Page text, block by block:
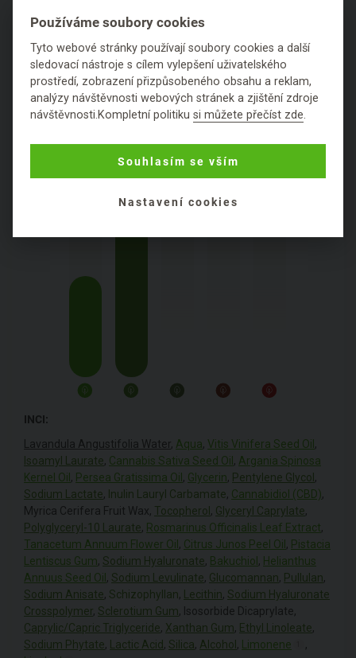
Hodnocení
Položit dotaz
PODROBNÉ SLOŽENÍ
PRODUKTU
INCI:
Lavandula Angustifolia Water, Aqua, Vitis Vinifera Seed Oil ,
Isoamyl Laurate, Cannabis Sativa Seed Oil , Argania Spinosa
Kernel Oil , Persea Gratissima Oil , Glycerin, Pentylene Glycol ,
Sodium Lactate, Inulin Lauryl Carbamate, Cannabidiol (CBD),
Myrica Cerifera Fruit Wax, Tocopherol , Glyceryl Caprylate,
Polyglyceryl-10 Laurate, Rosmarinus Officinalis Leaf Extract,
Tanacetum Annuum Flower Oil , Citrus Junos Peel Oil , Pistacia
Lentiscus Gum, Sodium Hyaluronate, Bakuchiol , Helianthus
Annuus Seed Oil , Sodium Levulinate, Glucomannan, Pullulan,
Sodium Anisate, Schizophyllan, Lecithin, Sodium Hyaluronate
Crosspolymer, Sclerotium Gum, Isosorbide Dicaprylate,
Caprylic/Capric Triglyceride, Xanthan Gum, Ethyl Linoleate,
Sodium Phytate, Lactic Acid, Silica, Alcohol , Limonene
,
Používáme soubory cookies
Tyto webové stránky používají soubory cookies a další
sledovací nástroje s cílem vylepšení uživatelského
prostředí, zobrazení přizpůsobeného obsahu a reklam,
analýzy návštěvnosti webových stránek a zjištění zdroje
návštěvnosti.Kompletní politikusi můžete přečíst zde.
Souhlasím se vším
Nastavení cookies